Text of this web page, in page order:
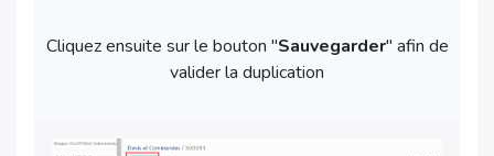
Cliquez ensuite sur le bouton "Sauvegarder" afin de
valider la duplication